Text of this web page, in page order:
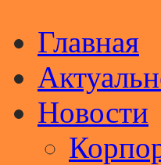
Главная
Новости